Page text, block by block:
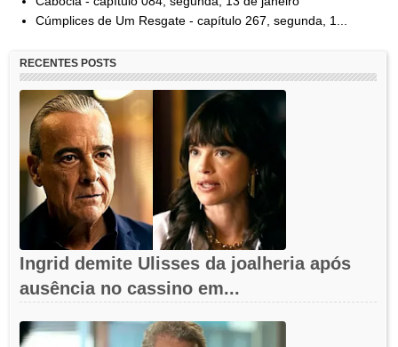
Cúmplices de Um Resgate - capítulo 267, segunda, 1...
RECENTES POSTS
Ingrid demite Ulisses da joalheria após
ausência no cassino em...